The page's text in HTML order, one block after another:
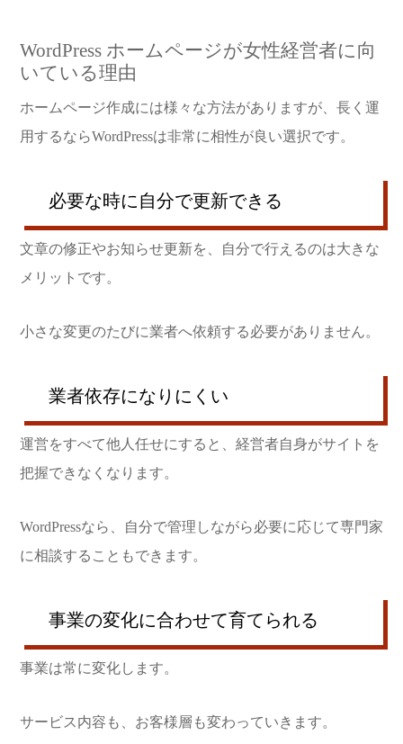
WordPress ホームページが女性経営者に向
いている理由
ホームページ作成には様々な方法がありますが、長く運
用するならWordPressは非常に相性が良い選択です。
必要な時に自分で更新できる
文章の修正やお知らせ更新を、自分で行えるのは大きな
メリットです。
小さな変更のたびに業者へ依頼する必要がありません。
業者依存になりにくい
運営をすべて他人任せにすると、経営者自身がサイトを
把握できなくなります。
WordPressなら、自分で管理しながら必要に応じて専門家
に相談することもできます。
事業の変化に合わせて育てられる
事業は常に変化します。
サービス内容も、お客様層も変わっていきます。